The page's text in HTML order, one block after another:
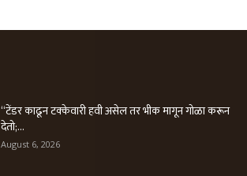
“टेंडर काढून टक्केवारी हवी असेल तर भीक मागून गोळा करून
देतो;...
August 6, 2026